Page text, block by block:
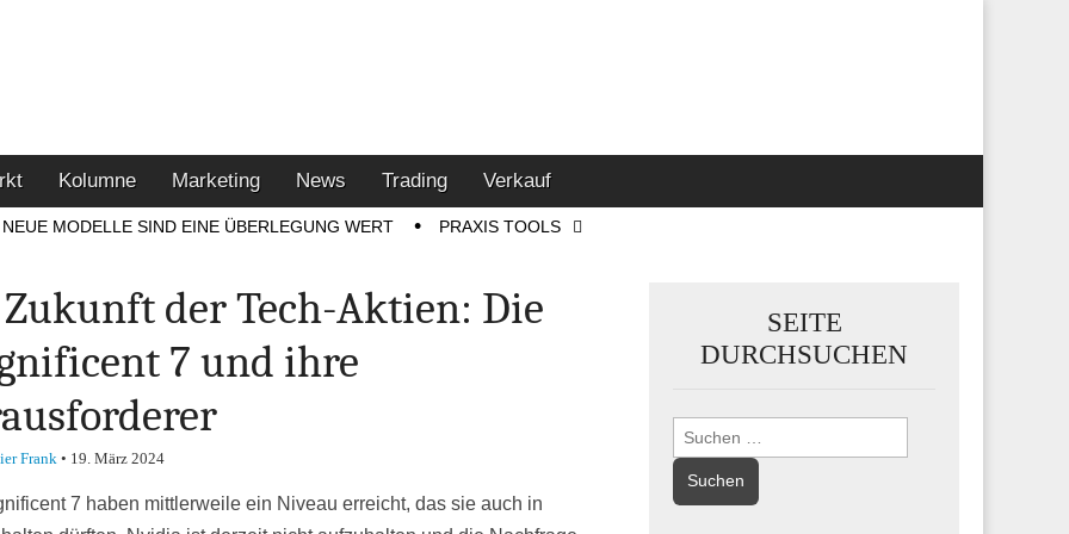
Kolumne Marketing News Trading Verkauf
NEUE MODELLE SIND EINE ÜBERLEGUNG WERT PRAXIS TOOLS
der Tech-Aktien: Die
7 und ihre
Frank• 19. März 2024
7 haben mittlerweile ein Niveau erreicht, das sie auch in
SEITE
DURCHSUCHEN
Suchen
nach: